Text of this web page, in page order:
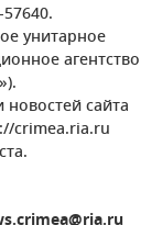
унитарное
агентство
сайта
crimea.ria.ru